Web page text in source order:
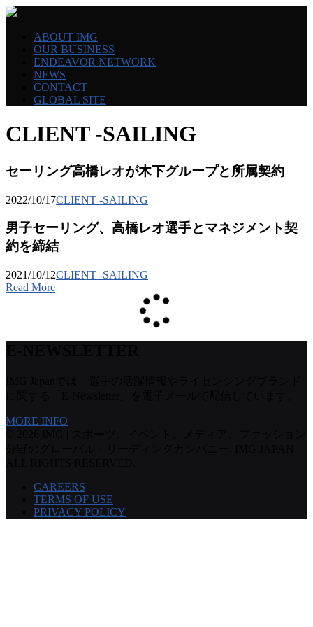
ABOUT IMG
OUR BUSINESS
ENDEAVOR NETWORK
NEWS
CONTACT
GLOBAL SITE
CLIENT -SAILING
セーリング高橋レオが木下グループと所属契約
2022/10/17CLIENT -SAILING
男子セーリング、高橋レオ選手とマネジメント契
約を締結
2021/10/12CLIENT -SAILING
Read More
MORE INFO
CAREERS
TERMS OF USE
PRIVACY POLICY